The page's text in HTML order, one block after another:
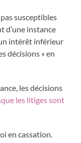
susceptibles
d’une instance
intérêt inférieur
décisions « en
les décisions
les litiges sont
en cassation.